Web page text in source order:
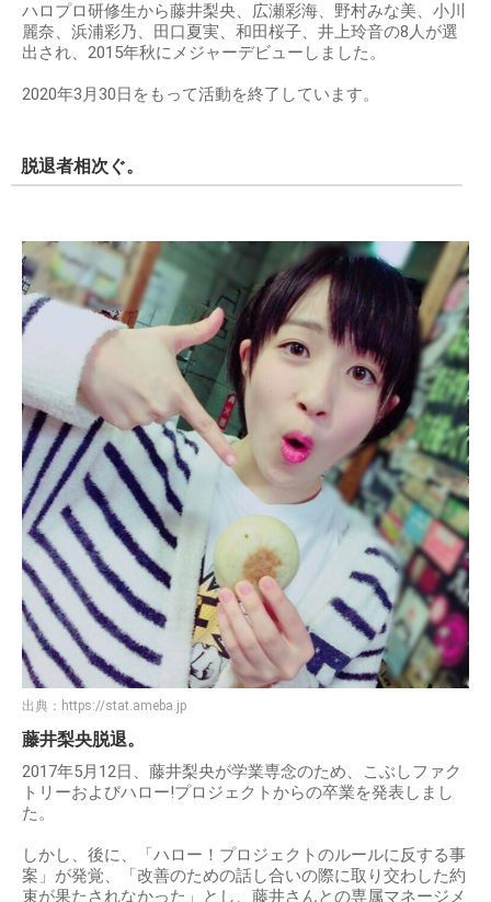
ハロプロ研修生から藤井梨央、広瀬彩海、野村みな美、小川
麗奈、浜浦彩乃、田口夏実、和田桜子、井上玲音の8人が選
出され、2015年秋にメジャーデビューしました。
2020年3月30日をもって活動を終了しています。
脱退者相次ぐ。
出典： https://stat.ameba.jp
藤井梨央脱退。
2017年5月12日、藤井梨央が学業専念のため、こぶしファク
トリーおよびハロー!プロジェクトからの卒業を発表しまし
た。
しかし、後に、「ハロー！プロジェクトのルールに反する事
案」が発覚、「改善のための話し合いの際に取り交わした約
束が果たされなかった」とし、藤井さんとの専属マネージメ